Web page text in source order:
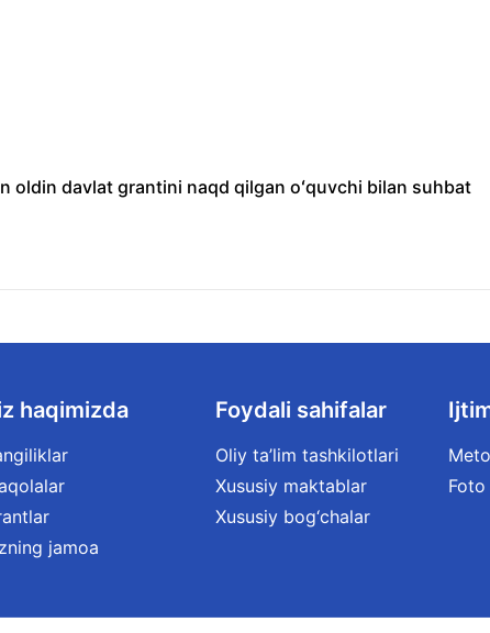
oldin davlat grantini naqd qilgan oʻquvchi bilan suhbat
haqimizda
jamoa
Foydali sahifalar
Oliy ta’lim tashkilotlari
Xususiy maktablar
Xususiy bog‘chalar